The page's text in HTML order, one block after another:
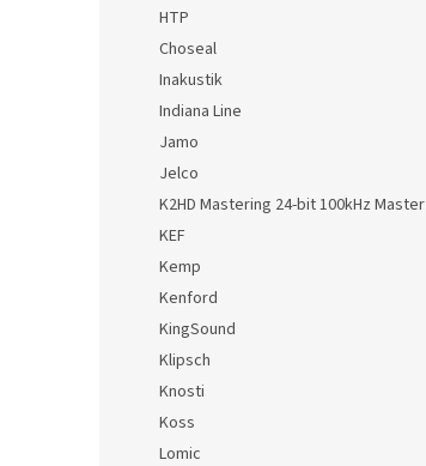
HTP
Choseal
Inakustik
Indiana Line
Jamo
Jelco
K2HD Mastering 24-bit 100kHz Master
KEF
Kemp
Kenford
KingSound
Klipsch
Knosti
Koss
Lomic